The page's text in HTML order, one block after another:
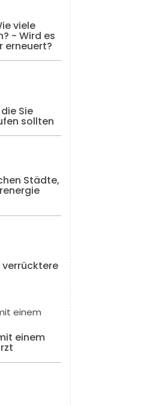
viele
- Wird es
erneuert?
Sie
sollten
Städte,
verrücktere
einem